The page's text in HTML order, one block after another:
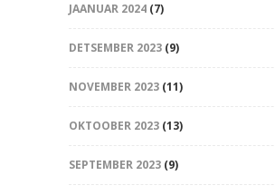
JAANUAR 2024(7)
DETSEMBER 2023(9)
NOVEMBER 2023(11)
OKTOOBER 2023(13)
SEPTEMBER 2023(9)